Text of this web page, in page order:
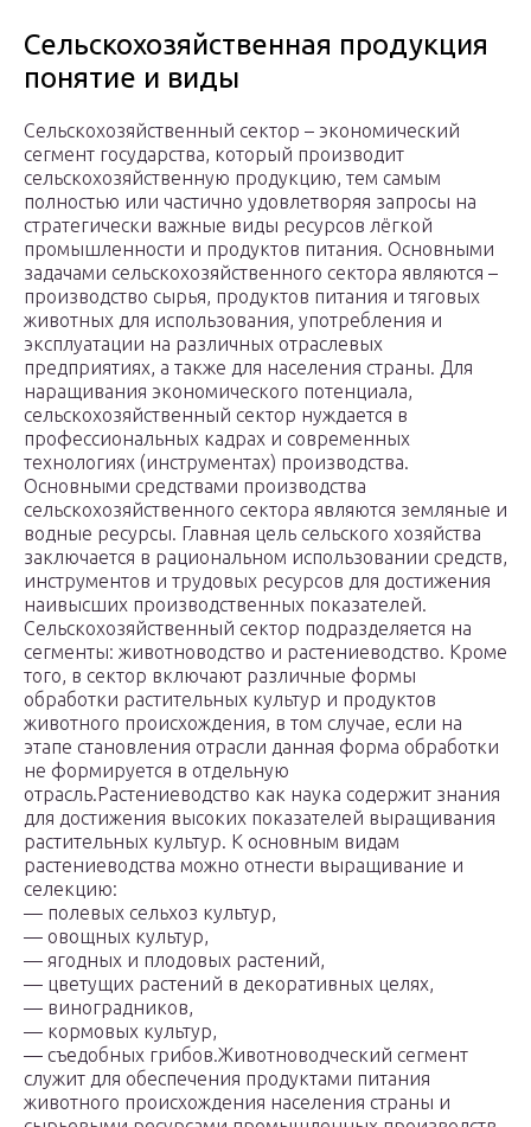
Сельскохозяйственная продукция
понятие и виды
Сельскохозяйственный сектор – экономический
сегмент государства, который производит
сельскохозяйственную продукцию, тем самым
полностью или частично удовлетворяя запросы на
стратегически важные виды ресурсов лёгкой
промышленности и продуктов питания. Основными
задачами сельскохозяйственного сектора являются –
производство сырья, продуктов питания и тяговых
животных для использования, употребления и
эксплуатации на различных отраслевых
предприятиях, а также для населения страны. Для
наращивания экономического потенциала,
сельскохозяйственный сектор нуждается в
профессиональных кадрах и современных
технологиях (инструментах) производства.
Основными средствами производства
сельскохозяйственного сектора являются земляные и
водные ресурсы. Главная цель сельского хозяйства
заключается в рациональном использовании средств,
инструментов и трудовых ресурсов для достижения
наивысших производственных показателей.
Сельскохозяйственный сектор подразделяется на
сегменты: животноводство и растениеводство. Кроме
того, в сектор включают различные формы
обработки растительных культур и продуктов
животного происхождения, в том случае, если на
этапе становления отрасли данная форма обработки
не формируется в отдельную
отрасль.Растениеводство как наука содержит знания
для достижения высоких показателей выращивания
растительных культур. К основным видам
растениеводства можно отнести выращивание и
селекцию:
— полевых сельхоз культур,
— овощных культур,
— ягодных и плодовых растений,
— цветущих растений в декоративных целях,
— виноградников,
— кормовых культур,
— съедобных грибов.Животноводческий сегмент
служит для обеспечения продуктами питания
животного происхождения населения страны и